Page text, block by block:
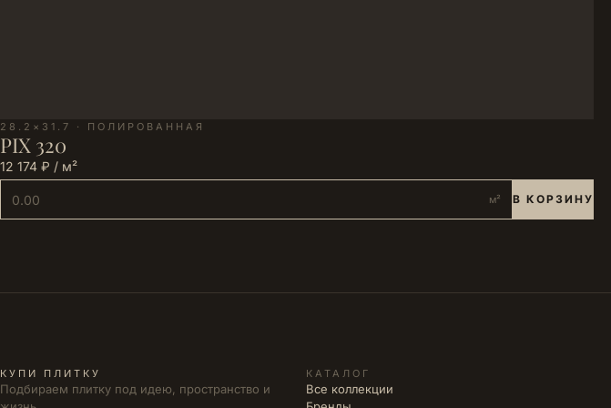
28.2×31.7 · ПОЛИРОВАННАЯ
PIX 320
12 174 ₽ / м²
м² В КОРЗИНУ
КУПИ ПЛИТКУ
Подбираем плитку под идею, пространство и
КАТАЛОГ
Все коллекции